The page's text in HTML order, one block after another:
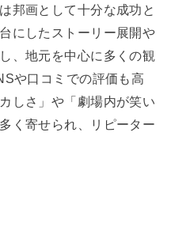
邦画として十分な成功と
にしたストーリー展開や
、地元を中心に多くの観
や口コミでの評価も高
しさ」や「劇場内が笑い
く寄せられ、リピーター